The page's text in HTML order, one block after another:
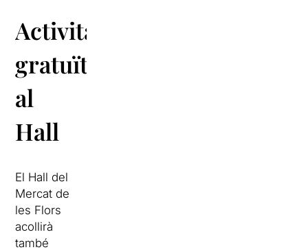
Activitats
gratuïtes
al
Hall
El Hall del
Mercat de
les Flors
acollirà
també